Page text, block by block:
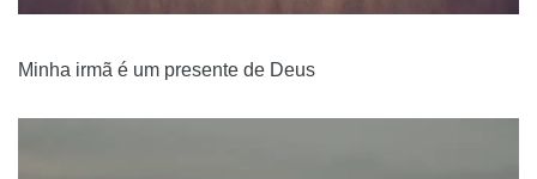
Minha irmã é um presente de Deus